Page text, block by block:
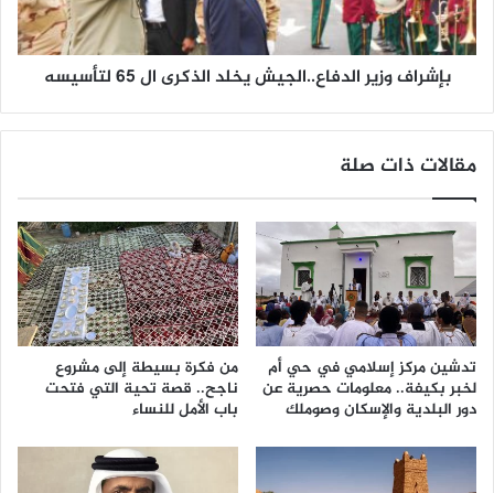
بإشراف وزير الدفاع..الجيش يخلد الذكرى ال 65 لتأسيسه
مقالات ذات صلة
تدشين مركز إسلامي في حي أم
لخبر بكيفة.. معلومات حصرية عن
دور البلدية والإسكان وصوملك
من فكرة بسيطة إلى مشروع
ناجح.. قصة تحية التي فتحت
باب الأمل للنساء